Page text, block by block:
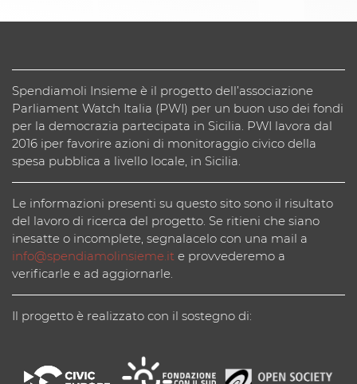
Spendiamoli Insieme è il progetto dell’associazione
Parliament Watch Italia (PWI) per un buon uso dei fondi
per la democrazia partecipata in Sicilia. PWI lavora dal
2016 iper favorire azioni di monitoraggio civico della
spesa pubblica a livello locale, in Sicilia.
Le informazioni presenti su questo sito sono il risultato
del lavoro di ricerca del progetto. Se ritieni che siano
inesatte o incomplete, segnalacelo con una mail a
info@spendiamolinsieme.it e provvederemo a
verificarle e ad aggiornarle.
Il progetto è realizzato con il sostegno di: